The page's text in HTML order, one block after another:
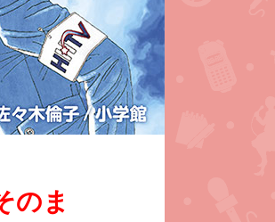
のま